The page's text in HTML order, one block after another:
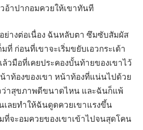
อ้าปากอมควยให้เขาทันที
ย่างต่อเนื่อง ฉันหลับตา ซึมซับสัมผัส
ที่ ก่อนที่เขาจะเริ่มขยับเอวกระเด้า
วมือที่เคยประคองบั้นท้ายของเขาไว้
าท้องของเขา หน้าท้องที่แน่นไปด้วย
ว่าสุขภาพดีขนาดไหน และฉันก็แพ้
เลยทำให้ฉันดูดควยเขาแรงขึ้น
ที่จะอมควยของเขาเข้าไปจนสุดโคน